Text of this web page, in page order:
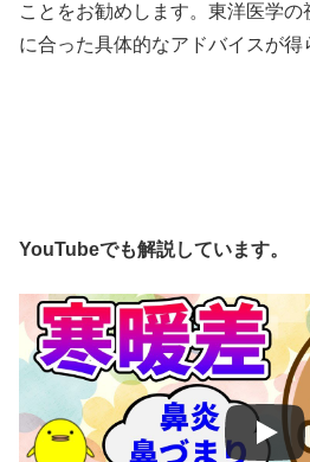
ことをお勧めします。東洋医学
に合った具体的なアドバイスが得
YouTubeでも解説しています。